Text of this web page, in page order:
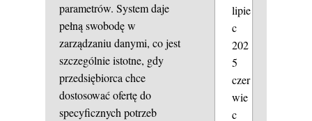
parametrów. System daje
pełną swobodę w
zarządzaniu danymi, co jest
szczególnie istotne, gdy
przedsiębiorca chce
dostosować ofertę do
specyficznych potrzeb
lipie
c
202
5
czer
wie
c